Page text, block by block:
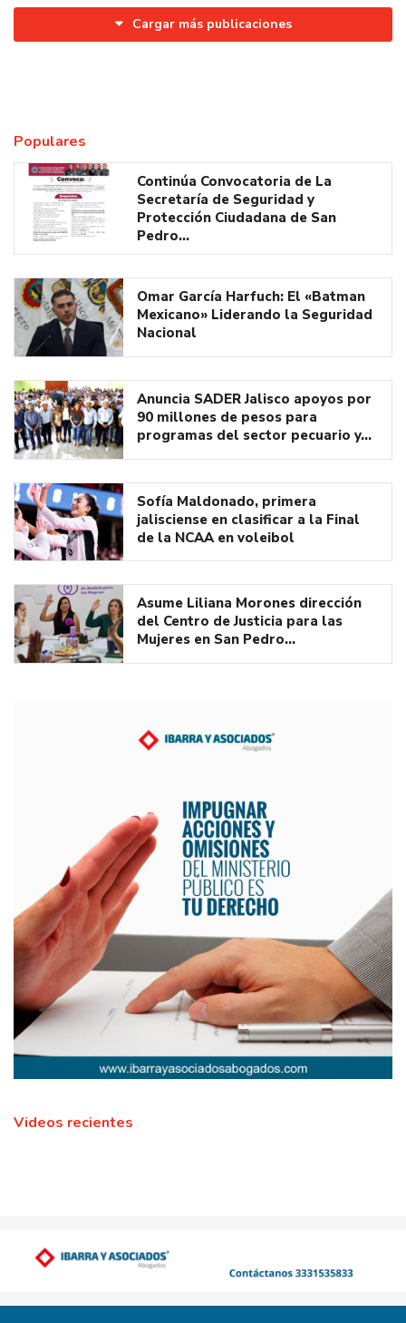
Cargar más publicaciones
Populares
Continúa Convocatoria de La
Secretaría de Seguridad y
Protección Ciudadana de San
Pedro…
Omar García Harfuch: El «Batman
Mexicano» Liderando la Seguridad
Nacional
Anuncia SADER Jalisco apoyos por
90 millones de pesos para
programas del sector pecuario y…
Sofía Maldonado, primera
jalisciense en clasificar a la Final
de la NCAA en voleibol
Asume Liliana Morones dirección
del Centro de Justicia para las
Mujeres en San Pedro…
Videos recientes